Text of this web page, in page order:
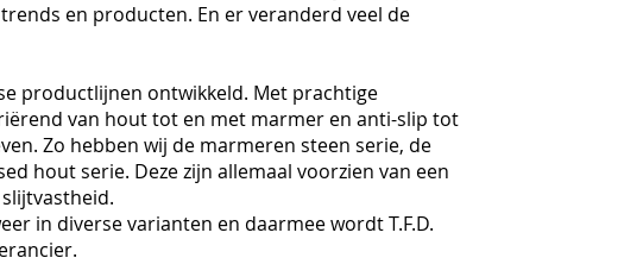
en producten. En er veranderd veel de
productlijnen ontwikkeld. Met prachtige
van hout tot en met marmer en anti-slip tot
Zo hebben wij de marmeren steen serie, de
hout serie. Deze zijn allemaal voorzien van een
in diverse varianten en daarmee wordt T.F.D.